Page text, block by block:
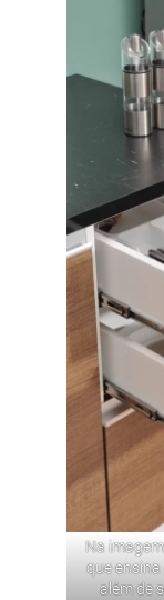
Na
que
além de